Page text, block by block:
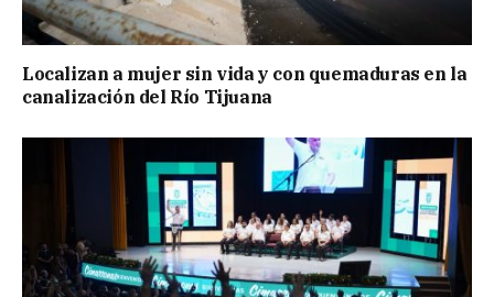
Localizan a mujer sin vida y con quemaduras en la
canalización del Río Tijuana